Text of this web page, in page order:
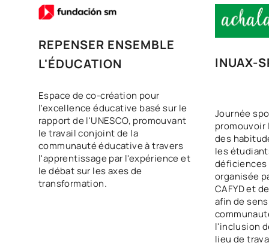
REPENSER ENSEMBLE
L'ÉDUCATION
Espace de co-création pour
l'excellence éducative basé sur le
rapport de l'UNESCO, promouvant
le travail conjoint de la
communauté éducative à travers
l'apprentissage par l'expérience et
le débat sur les axes de
transformation.
INUAX-
Journée
des
les
organisée
CAFYD et
afin de
l'inclusion
lieu de